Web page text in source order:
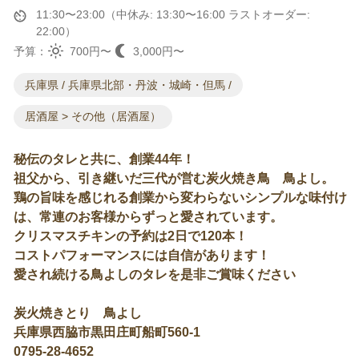
11:30〜23:00（中休み: 13:30〜16:00 ラストオーダー:
22:00）
予算：
700円〜 3,000円〜
兵庫県 / 兵庫県北部・丹波・城崎・但馬 /
居酒屋 > その他（居酒屋）
秘伝のタレと共に、創業44年！
祖父から、引き継いだ三代が営む炭火焼き鳥 鳥よし。
鶏の旨味を感じれる創業から変わらないシンプルな味付け
は、常連のお客様からずっと愛されています。
クリスマスチキンの予約は2日で120本！
コストパフォーマンスには自信があります！
愛され続ける鳥よしのタレを是非ご賞味ください
炭火焼きとり 鳥よし
兵庫県西脇市黒田庄町船町560-1
0795-28-4652